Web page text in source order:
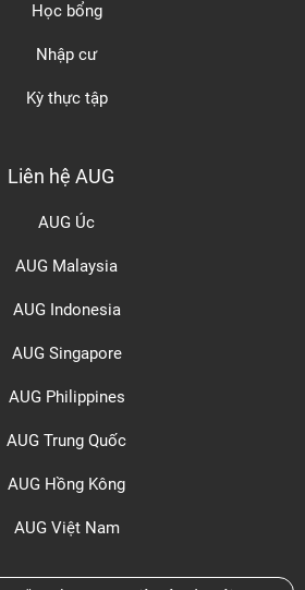
Học bổng
Nhập cư
Kỳ thực tập
Liên hệ AUG
AUG Úc
AUG Malaysia
AUG Indonesia
AUG Singapore
AUG Philippines
AUG Trung Quốc
AUG Hồng Kông
AUG Việt Nam